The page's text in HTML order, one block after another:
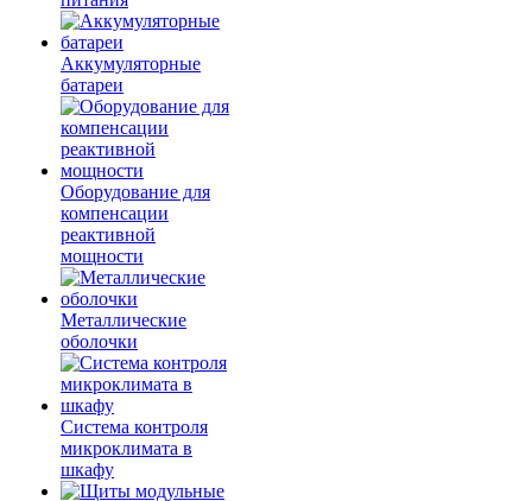
Аккумуляторные
батареи
Оборудование для
компенсации
реактивной
мощности
Металлические
оболочки
Система контроля
микроклимата в
шкафу